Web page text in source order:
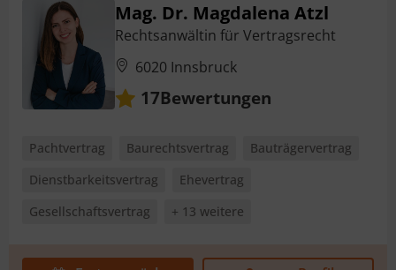
Mag. Dr. Magdalena Atzl
Rechtsanwältin für Vertragsrecht
6020 Innsbruck
17Bewertungen
Pachtvertrag Baurechtsvertrag
Bauträgervertrag
Dienstbarkeitsvertrag
Ehevertrag
Gesellschaftsvertrag
+ 13 weitere